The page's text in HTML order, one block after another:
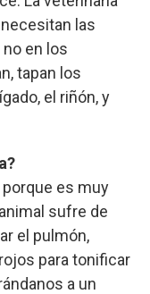
las
en los
tapan los
el riñón, y
es muy
sufre de
el pulmón,
para tonificar
a un